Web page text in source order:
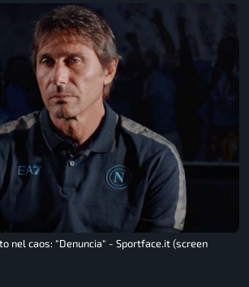
nel caos: "Denuncia" - Sportface.it (screen